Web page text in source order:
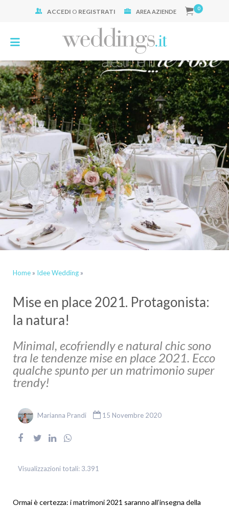
ACCEDI O REGISTRATI AREA AZIENDE 0
Home » Idee Wedding »
Mise en place 2021. Protagonista:
la natura!
Minimal, ecofriendly e natural chic sono
tra le tendenze mise en place 2021. Ecco
qualche spunto per un matrimonio super
trendy!
Marianna Prandi 15 Novembre 2020
Visualizzazioni totali: 3.391
Ormai è certezza: i matrimoni 2021 saranno all’insegna della